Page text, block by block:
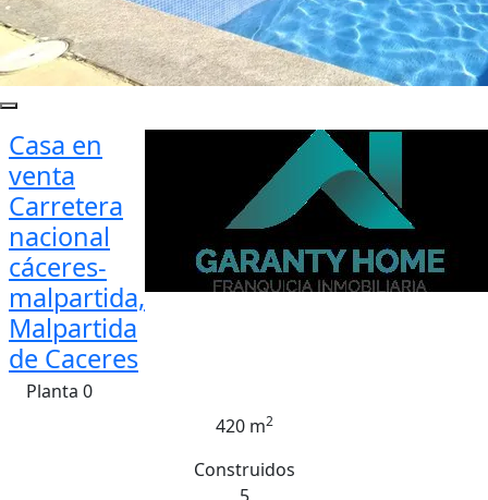
Casa en
venta
Carretera
nacional
cáceres-
malpartida,
Malpartida
de Caceres
Planta 0
420 m2
Construidos